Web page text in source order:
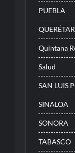
PUEBLA
Quintana
Salud
SAN LUIS
SINALOA
SONORA
TABASCO